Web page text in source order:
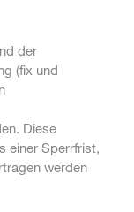
der
(fix und
Diese
einer Sperrfrist,
werden